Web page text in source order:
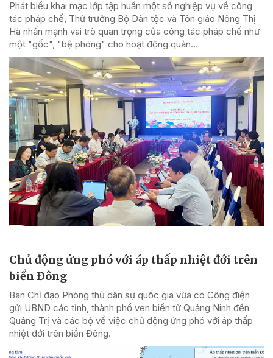
Phát biểu khai mạc lớp tập huấn một số nghiệp vụ về công
tác pháp chế, Thứ trưởng Bộ Dân tộc và Tôn giáo Nông Thị
Hà nhấn mạnh vai trò quan trọng của công tác pháp chế như
một "gốc", "bệ phóng" cho hoạt động quản...
Chủ động ứng phó với áp thấp nhiệt đới trên
biển Đông
Ban Chỉ đạo Phòng thủ dân sự quốc gia vừa có Công điện
gửi UBND các tỉnh, thành phố ven biển từ Quảng Ninh đến
Quảng Trị và các bộ về việc chủ động ứng phó với áp thấp
nhiệt đới trên biển Đông.